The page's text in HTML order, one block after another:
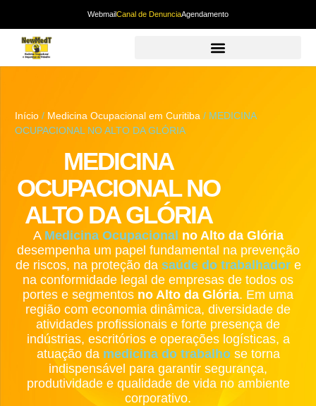
WebmailCanal de DenunciaAgendamento
Início / Medicina Ocupacional em Curitiba / MEDICINA
OCUPACIONAL NO ALTO DA GLÓRIA
MEDICINA
OCUPACIONAL NO
ALTO DA GLÓRIA
A Medicina Ocupacional no Alto da Glória
desempenha um papel fundamental na prevenção
de riscos, na proteção da saúde do trabalhadore
na conformidade legal de empresas de todos os
portes e segmentos no Alto da Glória. Em uma
região com economia dinâmica, diversidade de
atividades profissionais e forte presença de
indústrias, escritórios e operações logísticas, a
atuação da medicina do trabalhose torna
indispensável para garantir segurança,
produtividade e qualidade de vida no ambiente
corporativo.